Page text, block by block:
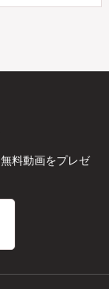
無料動画をプレゼ